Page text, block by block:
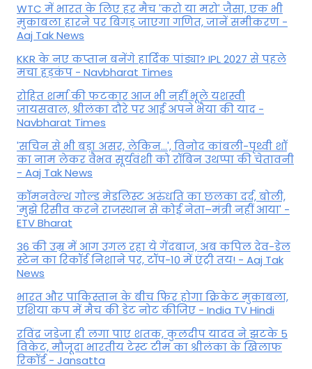
WTC में भारत के लिए हर मैच 'करो या मरो' जैसा, एक भी
मुकाबला हारने पर बिगड़ जाएगा गण‍ित, जानें समीकरण -
Aaj Tak News
KKR के नए कप्तान बनेंगे हार्दिक पांड्या? IPL 2027 से पहले
मचा हड़कंप - Navbharat Times
रोहित शर्मा की फटकार आज भी नहीं भूले यशस्वी
जायसवाल, श्रीलंका दौरे पर आई अपने भैया की याद -
Navbharat Times
'सचिन से भी बड़ा असर, लेकिन...', व‍िनोद कांबली-पृथ्वी शॉ
का नाम लेकर वैभव सूर्यवंशी को रॉबिन उथप्पा की चेतावनी
- Aaj Tak News
कॉमनवेल्थ गोल्ड मे​डलिस्ट अरुंधति का छलका दर्द, बोली,
'मुझे रिसीव करने राजस्थान से कोई नेता–मंत्री नहीं आया' -
ETV Bharat
36 की उम्र में आग उगल रहा ये गेंदबाज, अब कपिल देव-डेल
स्टेन का रिकॉर्ड निशाने पर, टॉप-10 में एंट्री तय! - Aaj Tak
News
भारत और पाकिस्तान के बीच फिर होगा क्रिकेट मुकाबला,
एशिया कप में मैच की डेट नोट कीजिए - India TV Hindi
रविंद्र जडेजा ही लगा पाए शतक, कुलदीप यादव ने झटके 5
विकेट, मौजूदा भारतीय टेस्ट टीम का श्रीलंका के खिलाफ
रिकॉर्ड - Jansatta